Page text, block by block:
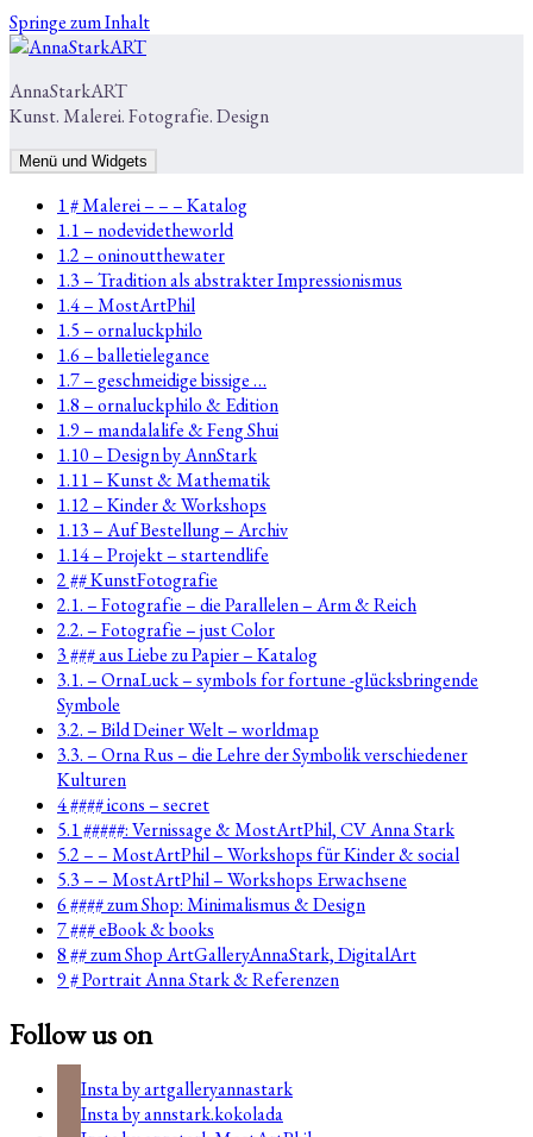
Springe zum Inhalt
AnnaStarkART
Kunst. Malerei. Fotografie. Design
Menü und Widgets
1 # Malerei – – – Katalog
1.1 – nodevidetheworld
1.2 – oninoutthewater
1.3 – Tradition als abstrakter Impressionismus
1.4 – MostArtPhil
1.5 – ornaluckphilo
1.6 – balletielegance
1.7 – geschmeidige bissige …
1.8 – ornaluckphilo & Edition
1.9 – mandalalife & Feng Shui
1.10 – Design by AnnStark
1.11 – Kunst & Mathematik
1.12 – Kinder & Workshops
1.13 – Auf Bestellung – Archiv
1.14 – Projekt – startendlife
2 ## KunstFotografie
2.1. – Fotografie – die Parallelen – Arm & Reich
2.2. – Fotografie – just Color
3 ### aus Liebe zu Papier – Katalog
3.1. – OrnaLuck – symbols for fortune -glücksbringende
Symbole
3.2. – Bild Deiner Welt – worldmap
3.3. – Orna Rus – die Lehre der Symbolik verschiedener
Kulturen
4 #### icons – secret
5.1 #####: Vernissage & MostArtPhil, CV Anna Stark
5.2 – – MostArtPhil – Workshops für Kinder & social
5.3 – – MostArtPhil – Workshops Erwachsene
6 #### zum Shop: Minimalismus & Design
7 ### eBook & books
8 ## zum Shop ArtGalleryAnnaStark, DigitalArt
9 # Portrait Anna Stark & Referenzen
Follow us on
Insta by artgalleryannastark
Insta by annstark.kokolada